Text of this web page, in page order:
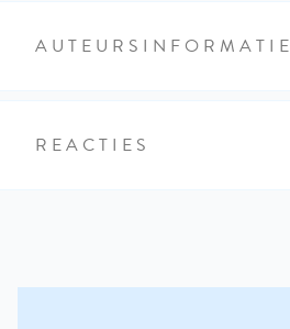
AUTEURSINFORMATIE
REACTIES